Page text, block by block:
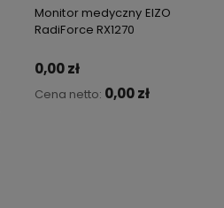
Monitor medyczny EIZO
RadiForce RX1270
0,00 zł
Cena netto: 0,00 zł